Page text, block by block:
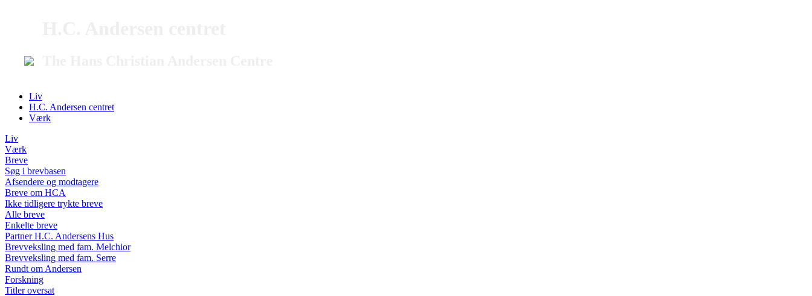
Liv
H.C. Andersen centret
Værk
Liv
Værk
Breve
Søg i brevbasen
Afsendere og modtagere
Breve om HCA
Ikke tidligere trykte breve
Alle breve
Enkelte breve
Partner H.C. Andersens Hus
Brevveksling med fam. Melchior
Brevveksling med fam. Serre
Rundt om Andersen
Forskning
Titler oversat